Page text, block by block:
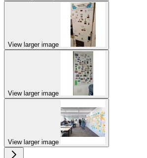
View larger image
View larger image
View larger image